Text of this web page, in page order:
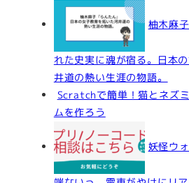
柚木麻
れた史実に魂が宿る。日本
井道の熱い生涯の物語。
Scratchで簡単！猫とネズ
ムを作ろう
妖怪ウ